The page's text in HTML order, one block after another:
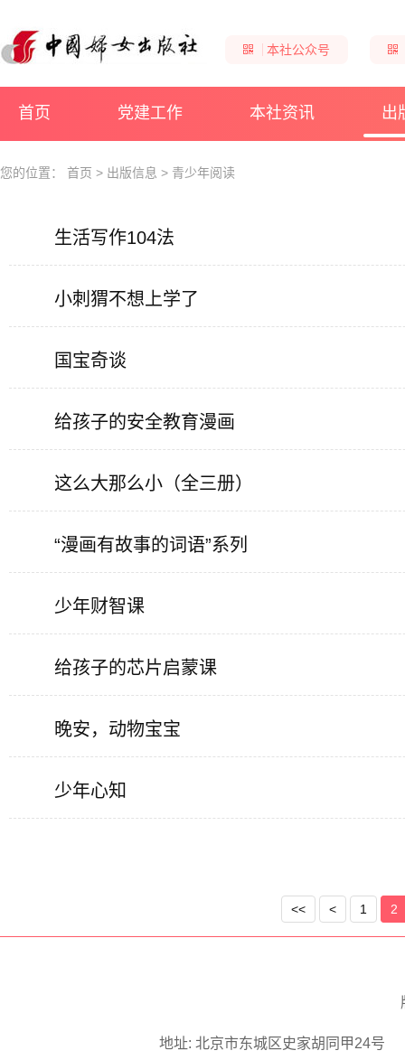
本社公众号
首页 党建工作 本社资讯 出
您的位置： 首页 > 出版信息 > 青少年阅读
生活写作104法
小刺猬不想上学了
国宝奇谈
给孩子的安全教育漫画
这么大那么小（全三册）
“漫画有故事的词语”系列
少年财智课
给孩子的芯片启蒙课
晚安，动物宝宝
少年心知
<< < 1 2
地址: 北京市东城区史家胡同甲24